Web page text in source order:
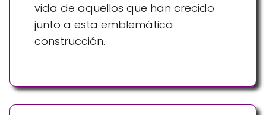
vida de aquellos que han crecido
junto a esta emblemática
construcción.